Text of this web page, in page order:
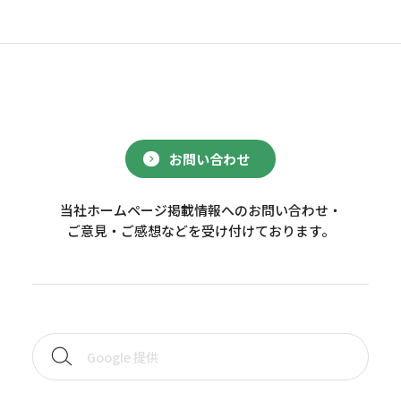
お問い合わせ
当社ホームページ掲載情報へのお問い合わせ・
ご意見・ご感想などを受け付けております。